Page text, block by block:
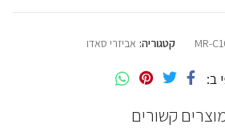
MR- קטגוריה: אביזרי סאדו
ב
קשורים